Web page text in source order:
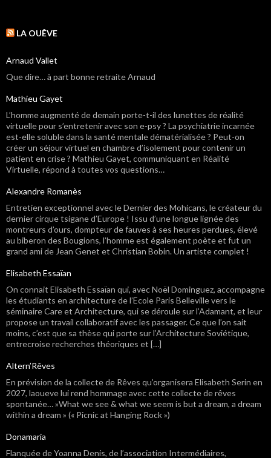
LA OUÊVE
Arnaud Vallet
Que dire… à part bonne retraite Arnaud
Mathieu Gayet
L’homme augmenté de demain porte-t-il des lunettes de réalité
virtuelle pour s’entretenir avec son e-psy ? La psychiatrie incarnée
est-elle soluble dans la santé mentale dématérialisée ? Peut-on
créer un séjour virtuel en chambre d’isolement pour contenir un
patient en crise ? Mathieu Gayet, communiquant en Réalité
Virtuelle, répond à toutes vos questions…
Alexandre Romanès
Entretien exceptionnel avec le Dernier des Mohicans, le créateur du
dernier cirque tsigane d’Europe ! Issu d’une longue lignée des
montreurs d’ours, dompteur de fauves à ses heures perdues, élevé
au biberon des Bougions, l’homme est également poète et fut un
grand ami de Jean Genet et Christian Bobin. Un artiste complet !
Elisabeth Essaïan
On connait Elisabeth Essaïan qui, avec Noël Dominguez, accompagne
les étudiants en architecture de l’Ecole Paris Belleville vers le
séminaire Care et Architecture, qui se déroule sur l’Adamant, et leur
propose un travail collaboratif avec les passager. Ce que l’on sait
moins, c’est que sa thèse qui porte sur l’Architecture Soviétique,
entrecroise recherches théoriques et […]
Altern’Rêves
En prévision de la collecte de Rêves qu’organisera Elisabeth Serin en
2027, laoueve lui rend hommage avec cette collecte de rêves
spontanée… »What we see & what we seem is but a dream, a dream
within a dream » (« Picnic at Hanging Rock »)
Donamaria
Flanquée de Yoanna Denis, de l’association Intermédiaires,